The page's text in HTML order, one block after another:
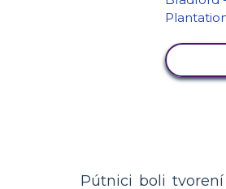
Pútnici boli